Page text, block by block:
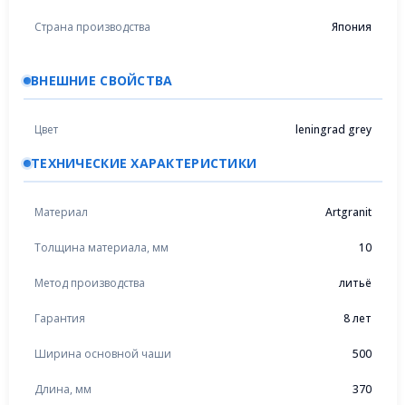
Страна производства Япония
ВНЕШНИЕ СВОЙСТВА
Цвет leningrad grey
ТЕХНИЧЕСКИЕ ХАРАКТЕРИСТИКИ
Материал Artgranit
Толщина материала, мм 10
Метод производства литьё
Гарантия 8 лет
Ширина основной чаши 500
Длина, мм 370